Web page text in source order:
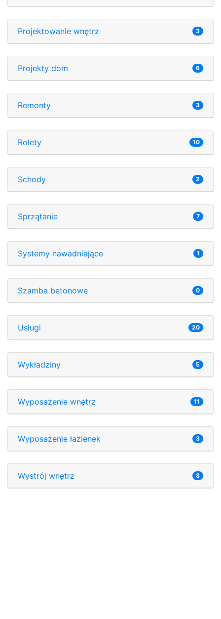
Projektowanie wnętrz 3
Projekty dom 6
Remonty 3
Rolety 10
Schody 2
Sprzątanie 7
Systemy nawadniające 1
Szamba betonowe 0
Usługi 20
Wykładziny 5
Wyposażenie wnętrz 11
Wyposażenie łazienek 3
Wystrój wnętrz 8